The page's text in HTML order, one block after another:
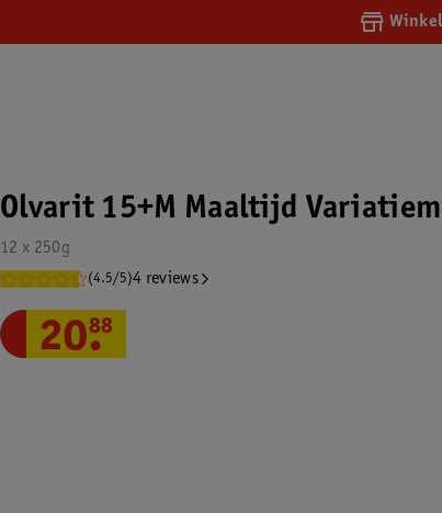
Olvarit 15+M Maaltijd
12 x 250g
(4.5/5)4 reviews
20.
88